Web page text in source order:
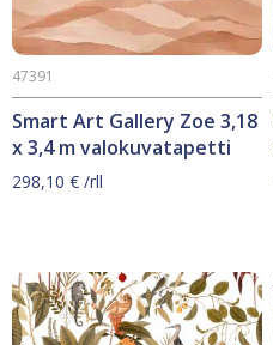
Smart Art Gallery Zoe 3,18
x 3,4 m valokuvatapetti
47391
298,10 € /rll